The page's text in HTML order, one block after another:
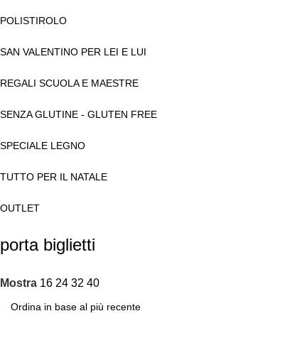
POLISTIROLO
SAN VALENTINO PER LEI E LUI
REGALI SCUOLA E MAESTRE
SENZA GLUTINE - GLUTEN FREE
SPECIALE LEGNO
TUTTO PER IL NATALE
OUTLET
porta biglietti
Mostra 16 24 32 40